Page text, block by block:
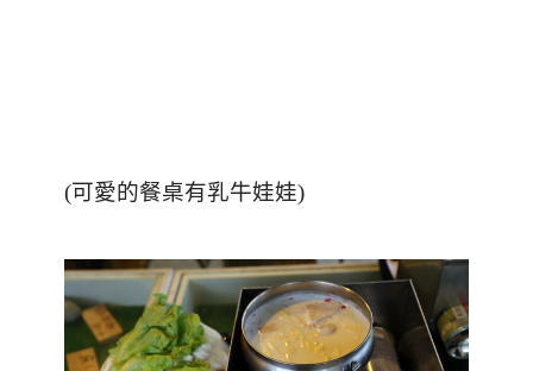
(可愛的餐桌有乳牛娃娃)